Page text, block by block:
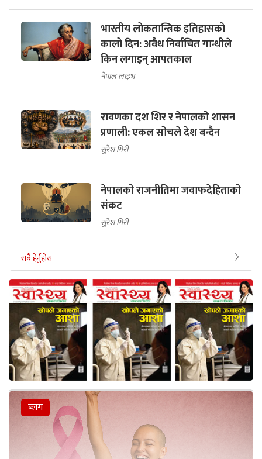
भारतीय लोकतान्त्रिक इतिहासको
कालो दिन: अवैध निर्वाचित गान्धीले
किन लगाइन् आपतकाल
नेपाल लाइभ
रावणका दश शिर र नेपालको शासन
प्रणाली: एकल सोचले देश बन्दैन
सुरेश गिरी
नेपालको राजनीतिमा जवाफदेहिताको
संकट
सुरेश गिरी
सबै हेर्नुहोस
ब्लग